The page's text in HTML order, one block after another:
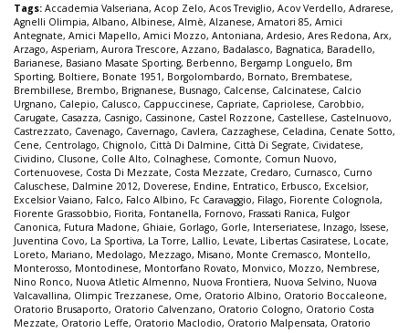
Tags: Accademia Valseriana, Acop Zelo, Acos Treviglio, Acov Verdello, Adrarese,
Agnelli Olimpia, Albano, Albinese, Almè, Alzanese, Amatori 85, Amici
Antegnate, Amici Mapello, Amici Mozzo, Antoniana, Ardesio, Ares Redona, Arx,
Arzago, Asperiam, Aurora Trescore, Azzano, Badalasco, Bagnatica, Baradello,
Barianese, Basiano Masate Sporting, Berbenno, Bergamp Longuelo, Bm
Sporting, Boltiere, Bonate 1951, Borgolombardo, Bornato, Brembatese,
Brembillese, Brembo, Brignanese, Busnago, Calcense, Calcinatese, Calcio
Urgnano, Calepio, Calusco, Cappuccinese, Capriate, Capriolese, Carobbio,
Carugate, Casazza, Casnigo, Cassinone, Castel Rozzone, Castellese, Castelnuovo,
Castrezzato, Cavenago, Cavernago, Cavlera, Cazzaghese, Celadina, Cenate Sotto,
Cene, Centrolago, Chignolo, Città Di Dalmine, Città Di Segrate, Cividatese,
Cividino, Clusone, Colle Alto, Colnaghese, Comonte, Comun Nuovo,
Cortenuovese, Costa Di Mezzate, Costa Mezzate, Credaro, Curnasco, Curno
Caluschese, Dalmine 2012, Doverese, Endine, Entratico, Erbusco, Excelsior,
Excelsior Vaiano, Falco, Falco Albino, Fc Caravaggio, Filago, Fiorente Colognola,
Fiorente Grassobbio, Fiorita, Fontanella, Fornovo, Frassati Ranica, Fulgor
Canonica, Futura Madone, Ghiaie, Gorlago, Gorle, Interseriatese, Inzago, Issese,
Juventina Covo, La Sportiva, La Torre, Lallio, Levate, Libertas Casiratese, Locate,
Loreto, Mariano, Medolago, Mezzago, Misano, Monte Cremasco, Montello,
Monterosso, Montodinese, Montorfano Rovato, Monvico, Mozzo, Nembrese,
Nino Ronco, Nuova Atletic Almenno, Nuova Frontiera, Nuova Selvino, Nuova
Valcavallina, Olimpic Trezzanese, Ome, Oratorio Albino, Oratorio Boccaleone,
Oratorio Brusaporto, Oratorio Calvenzano, Oratorio Cologno, Oratorio Costa
Mezzate, Oratorio Leffe, Oratorio Maclodio, Oratorio Malpensata, Oratorio